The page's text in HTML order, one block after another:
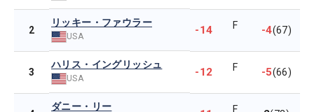
2
リッキー・ファウラー
USA -14 F -4(67)
3
ハリス・イングリッシュ
USA -12 F -5(66)
ダニー・リー F